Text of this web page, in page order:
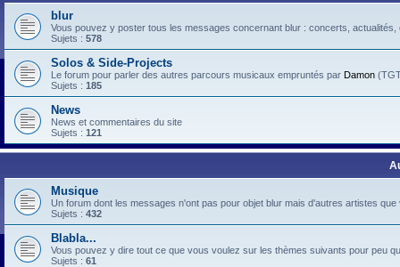
blur
Vous pouvez y poster tous les messages concernant blur : concerts,
Sujets : 578
Solos & Side-Projects
Le forum pour parler des autres parcours musicaux empruntés par Damon
Sujets : 185
News
News et commentaires du site
Sujets : 121
Musique
Un forum dont les messages n'ont pas pour objet blur mais d'autres artistes
Sujets : 432
Blabla...
Vous pouvez y dire tout ce que vous voulez sur les thèmes suivants pour peu
Sujets : 61